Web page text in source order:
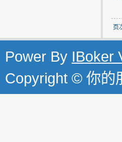
页
Power By IBoker
Copyright © 你的